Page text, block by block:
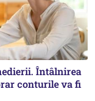
Întâlnirea
conturile va fi